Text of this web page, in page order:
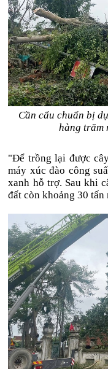
Cần cẩu chuẩn bị
hàng trăm
"Để trồng lại được
máy xúc đào công
xanh hỗ trợ. Sau khi
đất còn khoảng 30 tấn